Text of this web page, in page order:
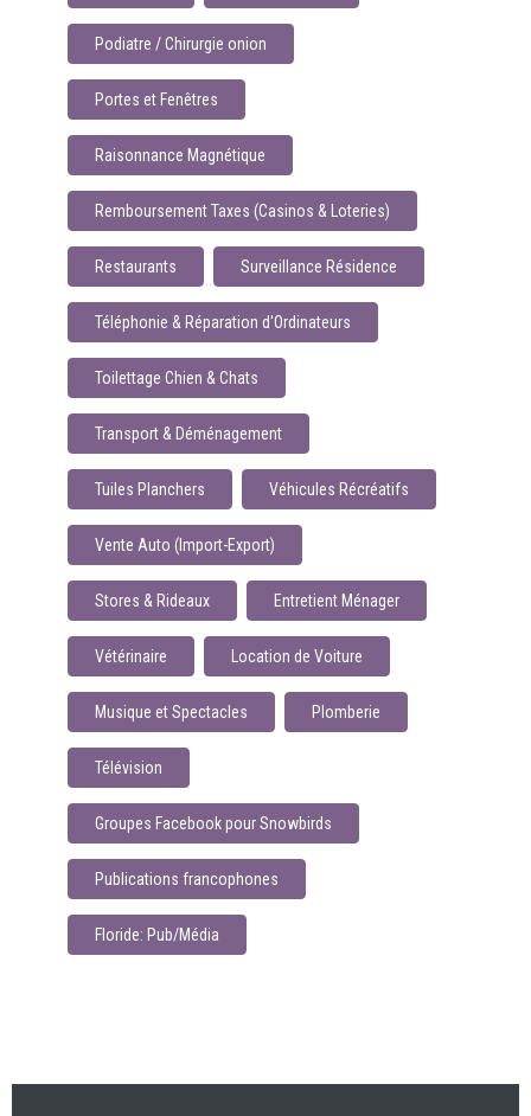
Podiatre / Chirurgie onion
Portes et Fenêtres
Raisonnance Magnétique
Remboursement Taxes (Casinos & Loteries)
Restaurants Surveillance Résidence
Téléphonie & Réparation d'Ordinateurs
Toilettage Chien & Chats
Transport & Déménagement
Tuiles Planchers Véhicules Récréatifs
Vente Auto (Import-Export)
Stores & Rideaux Entretient Ménager
Vétérinaire Location de Voiture
Musique et Spectacles Plomberie
Télévision
Groupes Facebook pour Snowbirds
Publications francophones
Floride: Pub/Média